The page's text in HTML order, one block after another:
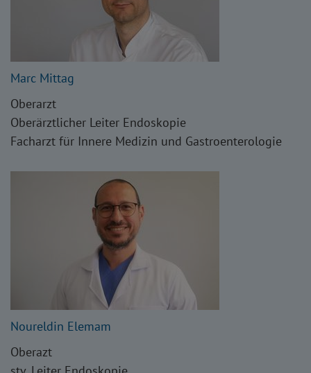
Marc Mittag
Oberarzt
Oberärztlicher Leiter Endoskopie
Facharzt für Innere Medizin und Gastroenterologie
Noureldin Elemam
Oberazt